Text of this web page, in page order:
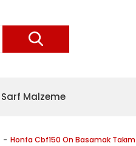
Sarf Malzeme
Honfa Cbf150 On Basamak Takım